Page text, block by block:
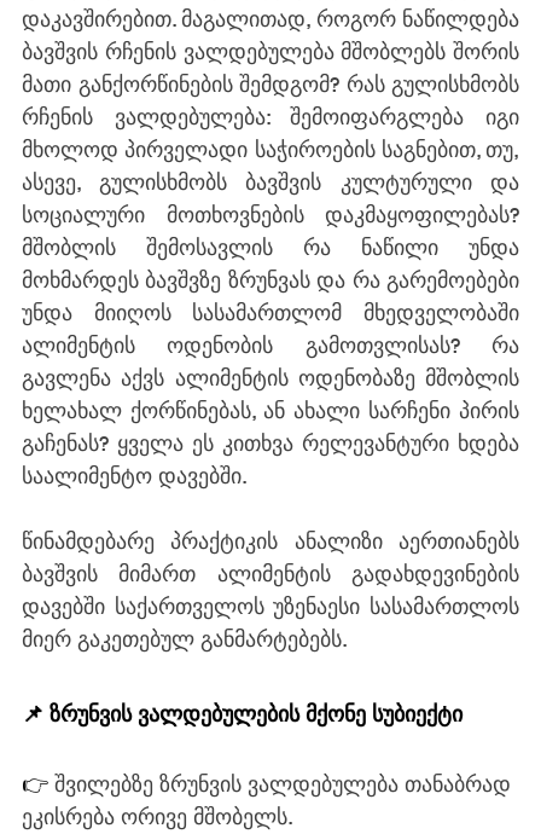
დაკავშირებით. მაგალითად, როგორ ნაწილდება
ბავშვის რჩენის ვალდებულება მშობლებს შორის
მათი განქორწინების შემდგომ? რას გულისხმობს
რჩენის ვალდებულება: შემოიფარგლება იგი
მხოლოდ პირველადი საჭიროების საგნებით, თუ,
ასევე, გულისხმობს ბავშვის კულტურული და
სოციალური მოთხოვნების დაკმაყოფილებას?
მშობლის შემოსავლის რა ნაწილი უნდა
მოხმარდეს ბავშვზე ზრუნვას და რა გარემოებები
უნდა მიიღოს სასამართლომ მხედველობაში
ალიმენტის ოდენობის გამოთვლისას? რა
გავლენა აქვს ალიმენტის ოდენობაზე მშობლის
ხელახალ ქორწინებას, ან ახალი სარჩენი პირის
გაჩენას? ყველა ეს კითხვა რელევანტური ხდება
საალიმენტო დავებში.
წინამდებარე პრაქტიკის ანალიზი აერთიანებს
ბავშვის მიმართ ალიმენტის გადახდევინების
დავებში საქართველოს უზენაესი სასამართლოს
მიერ გაკეთებულ განმარტებებს.
📌 ზრუნვის ვალდებულების მქონე სუბიექტი
👉 შვილებზე ზრუნვის ვალდებულება თანაბრად
ეკისრება ორივე მშობელს.